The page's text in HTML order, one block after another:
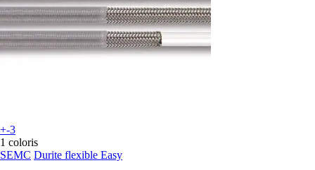
+-3
1 coloris
SEMC Durite flexible Easy